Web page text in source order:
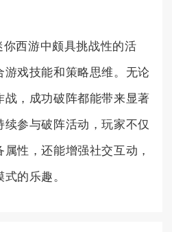
西游中颇具挑战性的活
戏技能和策略思维。无论
战，成功破阵都能带来显著
参与破阵活动，玩家不仅
性，还能增强社交互动，
的乐趣。